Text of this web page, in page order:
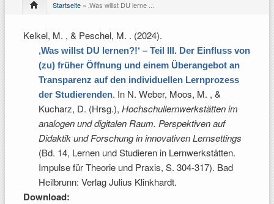
Startseite » ‚Was willst DU lerne ...
Kelkel, M. , & Peschel, M. . (2024).
‚Was willst DU lernen?!‘ – Teil III. Der Einfluss von
(zu) früher Öffnung und einem Überangebot an
Transparenz auf den individuellen Lernprozess
der Studierenden. In N. Weber, Moos, M. , &
Kucharz, D. (Hrsg.), Hochschullernwerkstätten im
analogen und digitalen Raum. Perspektiven auf
Didaktik und Forschung in innovativen Lernsettings
(Bd. 14, Lernen und Studieren in Lernwerkstätten.
Impulse für Theorie und Praxis, S. 304-317). Bad
Heilbrunn: Verlag Julius Klinkhardt.
Download: